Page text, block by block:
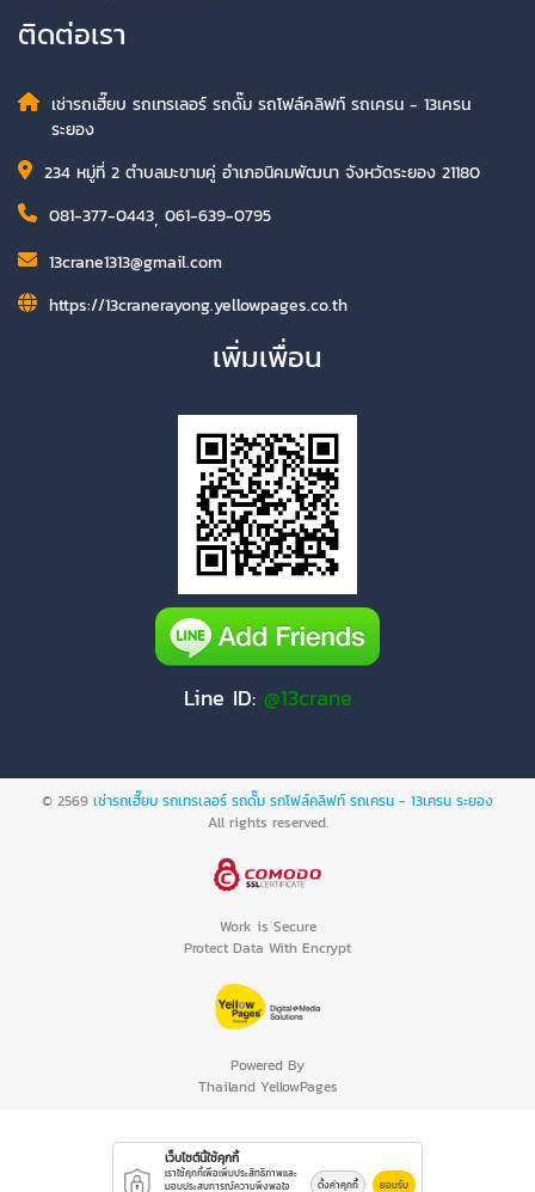
ติดต่อเรา
เช่ารถเฮี๊ยบ รถเทรเลอร์ รถดั๊ม รถโฟล์คลิฟท์ รถเครน - 13เครน
ระยอง
234 หมู่ที่ 2 ตำบลมะขามคู่ อำเภอนิคมพัฒนา จังหวัดระยอง 21180
081-377-0443, 061-639-0795
13crane1313@gmail.com
https://13cranerayong.yellowpages.co.th
เพิ่มเพื่อน
Line ID: @13crane
© 2569 เช่ารถเฮี๊ยบ รถเทรเลอร์ รถดั๊ม รถโฟล์คลิฟท์ รถเครน - 13เครน ระยอง
All rights reserved.
Work is Secure
Protect Data With Encrypt
Powered By
Thailand YellowPages
เว็บไซต์นี้ใช้คุกกี้
เราใช้คุกกี้เพื่อเพิ่มประสิทธิภาพและ
มอบประสบการณ์ความพึงพอใจ
ตั้งค่าคุกกี้ ยอมรับ